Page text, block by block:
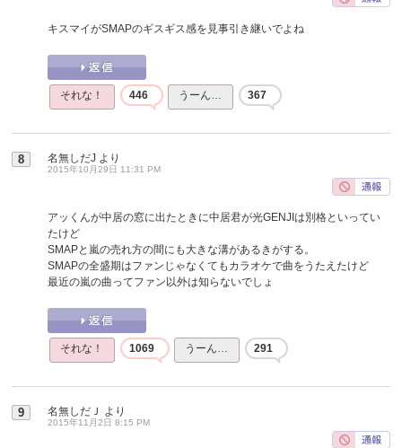
キスマイがSMAPのギスギス感を見事引き継いでよね
それな！ 446 うーん… 367
8 名無しだJ より
2015年10月29日 11:31 PM
アッくんが中居の窓に出たときに中居君が光GENJIは別格といってい
たけど
SMAPと嵐の売れ方の間にも大きな溝があるきがする。
SMAPの全盛期はファンじゃなくてもカラオケで曲をうたえたけど
最近の嵐の曲ってファン以外は知らないでしょ
それな！ 1069 うーん… 291
9 名無しだＪ より
2015年11月2日 8:15 PM